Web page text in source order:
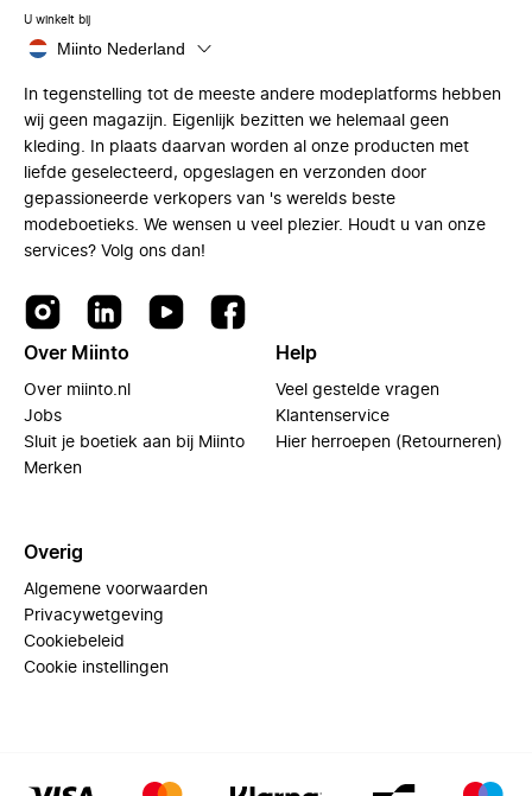
U winkelt bij
Miinto Nederland
In tegenstelling tot de meeste andere modeplatforms hebben
wij geen magazijn. Eigenlijk bezitten we helemaal geen
kleding. In plaats daarvan worden al onze producten met
liefde geselecteerd, opgeslagen en verzonden door
gepassioneerde verkopers van 's werelds beste
modeboetieks. We wensen u veel plezier. Houdt u van onze
services? Volg ons dan!
Over Miinto
Over miinto.nl
Jobs
Sluit je boetiek aan bij Miinto
Merken
Help
Veel gestelde vragen
Klantenservice
Hier herroepen (Retourneren)
Overig
Algemene voorwaarden
Privacywetgeving
Cookiebeleid
Cookie instellingen